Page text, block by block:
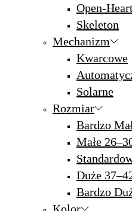
Open-
Skeleton
Mechanizm
Kwarcowe
Solarne
Rozmiar
Bardzo
Małe
Duże
Bardzo